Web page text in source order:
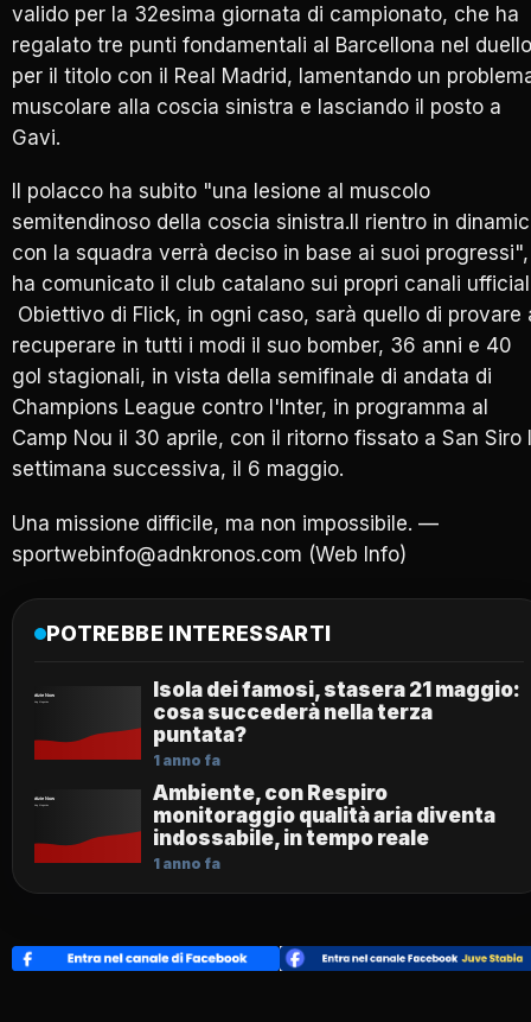
valido per la 32esima giornata di campionato, che ha
regalato tre punti fondamentali al Barcellona nel duello
per il titolo con il Real Madrid, lamentando un
muscolare alla coscia sinistra e lasciando il posto a
Gavi.
Il polacco ha subito "una lesione al muscolo
semitendinoso della coscia sinistra.Il rientro in
con la squadra verrà deciso in base ai suoi progressi",
ha comunicato il club catalano sui propri canali
Obiettivo di Flick, in ogni caso, sarà quello di provare
recuperare in tutti i modi il suo bomber, 36 anni e 40
gol stagionali, in vista della semifinale di andata di
Champions League contro l'Inter, in programma al
Camp Nou il 30 aprile, con il ritorno fissato a San Siro
settimana successiva, il 6 maggio.
Una missione difficile, ma non impossibile. —
sportwebinfo@adnkronos.com (Web Info)
POTREBBE INTERESSARTI
Isola dei famosi, stasera 21 maggio:
cosa succederà nella terza
puntata?
1 anno fa
Ambiente, con Respiro
monitoraggio qualità aria diventa
indossabile, in tempo reale
1 anno fa